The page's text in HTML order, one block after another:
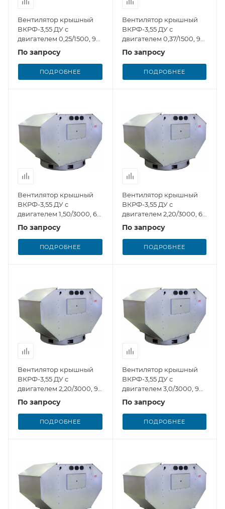
Вентилятор крышный
ВКРФ-3,55 ДУ с
двигателем 0,25/1500, 9
лопаток РК
По запросу
ПОДРОБНЕЕ
Вентилятор крышный
ВКРФ-3,55 ДУ с
двигателем 0,37/1500, 9
лопаток РК
По запросу
ПОДРОБНЕЕ
Вентилятор крышный
ВКРФ-3,55 ДУ с
двигателем 1,50/3000, 6
лопаток РК
По запросу
ПОДРОБНЕЕ
Вентилятор крышный
ВКРФ-3,55 ДУ с
двигателем 2,20/3000, 6
лопаток РК
По запросу
ПОДРОБНЕЕ
Вентилятор крышный
ВКРФ-3,55 ДУ с
двигателем 2,20/3000, 9
лопаток РК
По запросу
ПОДРОБНЕЕ
Вентилятор крышный
ВКРФ-3,55 ДУ с
двигателем 3,0/3000, 9
лопаток РК
По запросу
ПОДРОБНЕЕ